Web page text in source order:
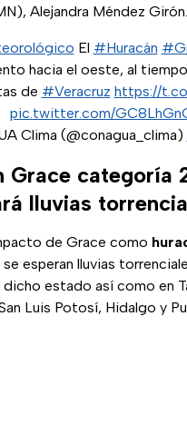
Alejandra Méndez Girón.
El #Huracán
hacia el oeste, al
de #Veracruz https://
pic.twitter.com/
Clima (@conagua_clima)
Grace categoría
lluvias
de Grace como
se esperan lluvias
estado así como en
Luis Potosí, Hidalgo y